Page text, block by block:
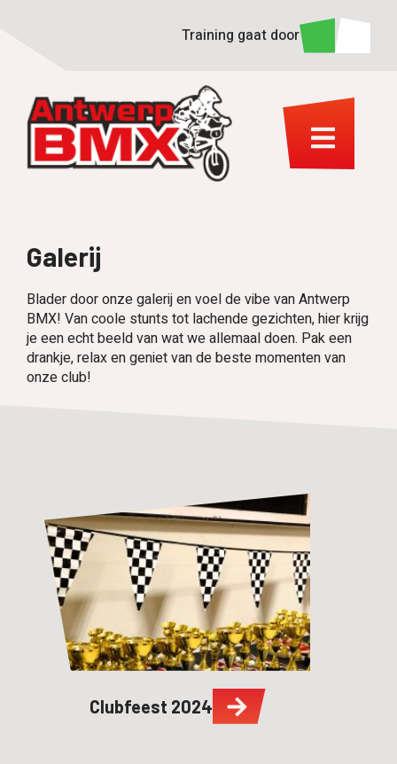
Training gaat door
Galerij
Blader door onze galerij en voel de vibe van Antwerp
BMX! Van coole stunts tot lachende gezichten, hier krijg
je een echt beeld van wat we allemaal doen. Pak een
drankje, relax en geniet van de beste momenten van
onze club!
Clubfeest 2024